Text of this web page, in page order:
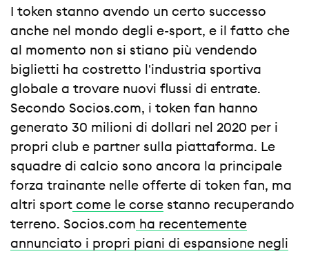
I token stanno avendo un certo successo
anche nel mondo degli e-sport, e il fatto che
al momento non si stiano più vendendo
biglietti ha costretto l'industria sportiva
globale a trovare nuovi flussi di entrate.
Secondo Socios.com, i token fan hanno
generato 30 milioni di dollari nel 2020 per i
propri club e partner sulla piattaforma. Le
squadre di calcio sono ancora la principale
forza trainante nelle offerte di token fan, ma
altri sport come le corse stanno recuperando
terreno. Socios.com ha recentemente
annunciato i propri piani di espansione negli